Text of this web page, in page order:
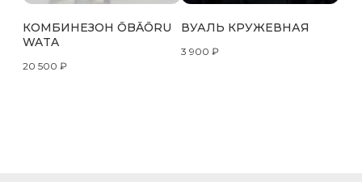
КОМБИНЕЗОН ŌBĀŌRU
WATA
20 500 ₽
ВУАЛЬ КРУЖЕВНАЯ
3 900 ₽